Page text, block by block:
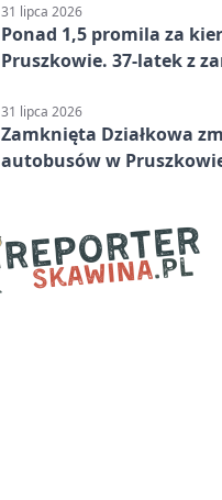
minucie
31 lipca 2026
Ponad 1,5 promila za
Pruszkowie. 37-latek z
31 lipca 2026
Zamknięta Działkowa
autobusów w